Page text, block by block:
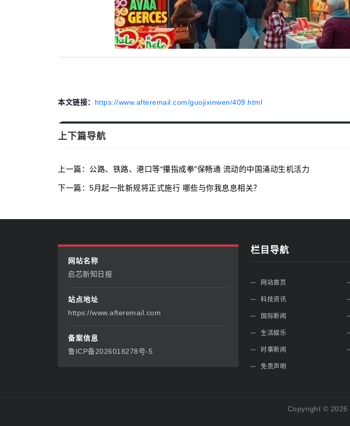
本文链接： https://www.afteremail.com/guojixinwen/409.html
上下篇导航
上一篇：公路、铁路、港口等“攥指成拳”保畅通 流动的中国涌动生机活力
下一篇：5月起一批新规将正式施行 哪些与你我息息相关？
网站名称
启芯新知日报
站点地址
https://www.afteremail.com
备案信息
鲁ICP备2026018278号-5
栏目导航
网站首页
科技资讯
国际新闻
生活娱乐
时事新闻
免责声明
Copyright © 2026